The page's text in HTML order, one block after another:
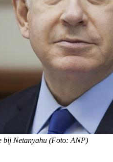
bij Netanyahu (Foto: ANP)